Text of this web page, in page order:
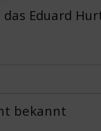
Eduard
bekannt